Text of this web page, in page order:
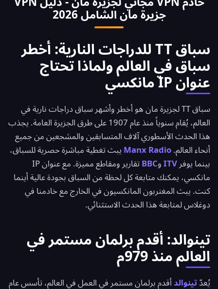
خادم المملكة المتحدة مباشرةً للوصول الكامل إلى
المكتبات البريطانية الحصرية.
جزيرة مان الشامل 2026
سباق TT للدراجات النارية: أخطر
سباق في العالم ولماذا تحتاج
عنوان IP مانكسي
سباق TT لجزيرة مان هو أخطر وأشهر سباق دراجات نارية في
العالم، يُقام سنوياً منذ عام 1907 على طرق الجزيرة العامة. يجذب
هذا الحدث الأسطوري آلاف المتسابقين والمشجعين من جميع
أنحاء العالم. Manx Radio يبث تغطية مباشرة حصرية للسباق،
بينما يوفر ITV وBBC
تقارير ومقاطع مميزة. مع عنوان IP
مانكسي، يمكنك متابعة كل لحظة من السباق بجودة عالية أينما
كنت. يبث المغتربون المانكسيون في الخارج مع خادمنا في
دوغلاس لمتابعة هذا الحدث الاستثنائي.
تينوالد: أقدم برلمان مستمر في
العالم منذ 979م
يُعدّ تينوالدأقدم برلمان مستمر في العمل في العالم، تأسس عام